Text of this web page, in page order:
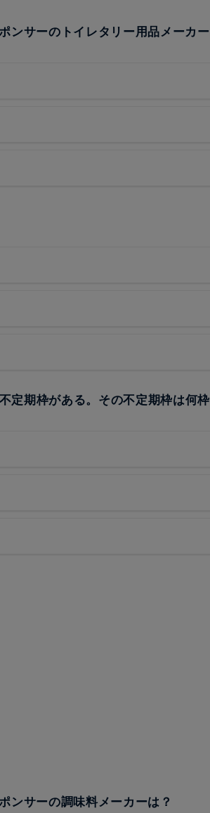
ンサーのトイレタリー用品メーカ
定期枠がある。その不定期枠は何
ンサーの調味料メーカーは？